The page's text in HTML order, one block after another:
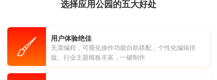
选择应用公园的五大好处
用户体验绝佳
无需编程，可视化操作功能自助搭配，个性化编辑排
版。行业主题模板丰富，一键制作